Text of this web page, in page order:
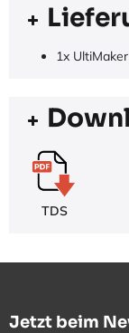
1x
TDS
Jetzt beim